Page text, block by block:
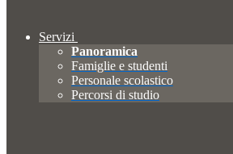
Servizi
Panoramica
Famiglie e studenti
Personale scolastico
Percorsi di studio